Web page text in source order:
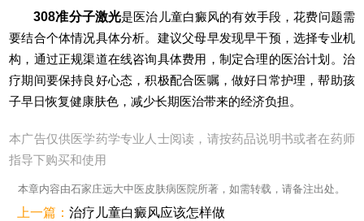
308准分子激光是医治儿童白癜风的有效手段，花费问题需
要结合个体情况具体分析。建议父母早发现早干预，选择专业机
构，通过正规渠道在线咨询具体费用，制定合理的医治计划。治
疗期间要保持良好心态，积极配合医嘱，做好日常护理，帮助孩
子早日恢复健康肤色，减少长期医治带来的经济负担。
本广告仅供医学药学专业人士阅读，请按药品说明书或者在药师
指导下购买和使用
本章内容由石家庄远大中医皮肤病医院所著，如需转载，请备注出处。
上一篇：治疗儿童白癜风应该怎样做